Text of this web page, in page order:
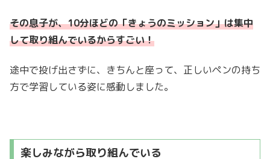
その息子が、10分ほどの「きょうのミッション」は集中
して取り組んでいるからすごい！
途中で投げ出さずに、きちんと座って、正しいペンの持ち
方で学習している姿に感動しました。
楽しみながら取り組んでいる